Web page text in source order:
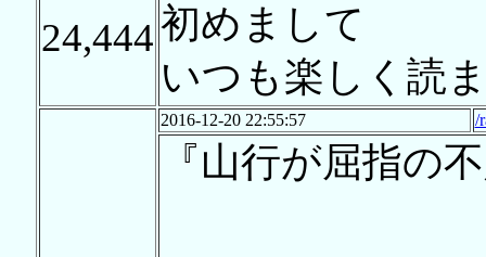
24,444初めまして
いつも楽しく読
2016-12-20 22:55:57 /
『山行が屈指の